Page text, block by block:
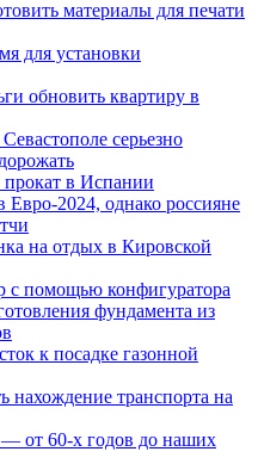
материалы для печати
для установки
обновить квартиру в
серьезно
в Испании
Евро-2024, однако россияне
на отдых в Кировской
с помощью конфигуратора
фундамента из
к посадке газонной
нахождение транспорта на
от 60-х годов до наших